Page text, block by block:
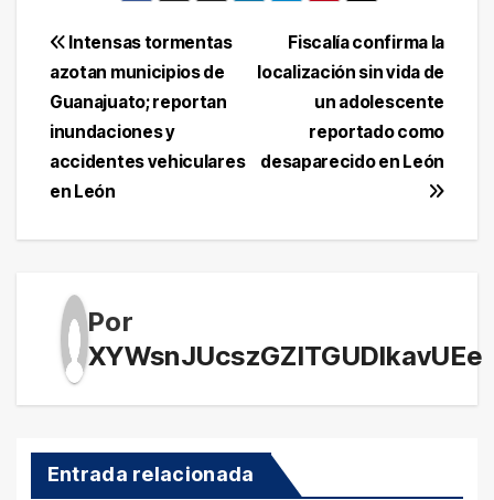
Navegación
de
entradas
Fiscalía confirma la
localización sin vida de
un adolescente
reportado como
desaparecido en León
Intensas tormentas
azotan municipios de
Guanajuato; reportan
inundaciones y
accidentes vehiculares
en León
Por
XYWsnJUcszGZITGUDlkavUEe
Entrada relacionada